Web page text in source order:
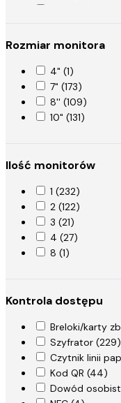
146° (21)
170° (54)
180° (29)
95° (2)
Rozmiar monitora
4" (1)
7" (173)
8'' (109)
10" (131)
Ilość monitorów
1 (232)
2 (122)
3 (21)
4 (27)
8 (1)
Kontrola dostępu
Breloki/karty
Szyfrator (229)
Czytnik linii
Kod QR (44)
Dowód